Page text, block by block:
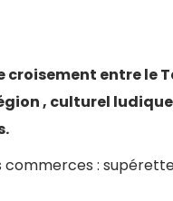
entre le
, culturel
: